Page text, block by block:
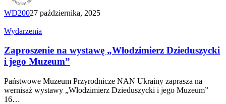
WD20027 października, 2025
Zaproszenie
„Włodzimierz
Dzieduszycki
i jego
Muzeum”
Wydarzenia
Zaproszenie na wystawę „Włodzimierz Dzieduszycki
i jego Muzeum”
Państwowe Muzeum Przyrodnicze NAN Ukrainy zaprasza na
wernisaż wystawy „Włodzimierz Dzieduszycki i jego Muzeum”
16…